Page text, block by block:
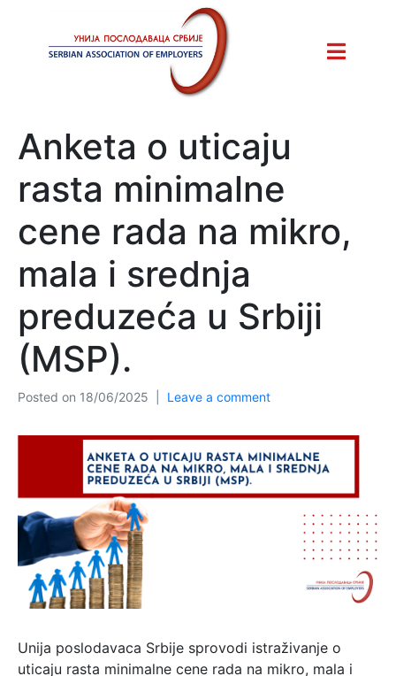
Anketa o uticaju
rasta minimalne
cene rada na mikro,
mala i srednja
preduzeća u Srbiji
(MSP).
Posted on 18/06/2025 Leave a comment
Unija poslodavaca Srbije sprovodi istraživanje o
uticaju rasta minimalne cene rada na mikro, mala i